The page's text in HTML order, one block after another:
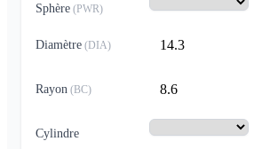
Sphère (PWR)
Diamètre (DIA) 14.3
Rayon (BC) 8.6
Cylindre